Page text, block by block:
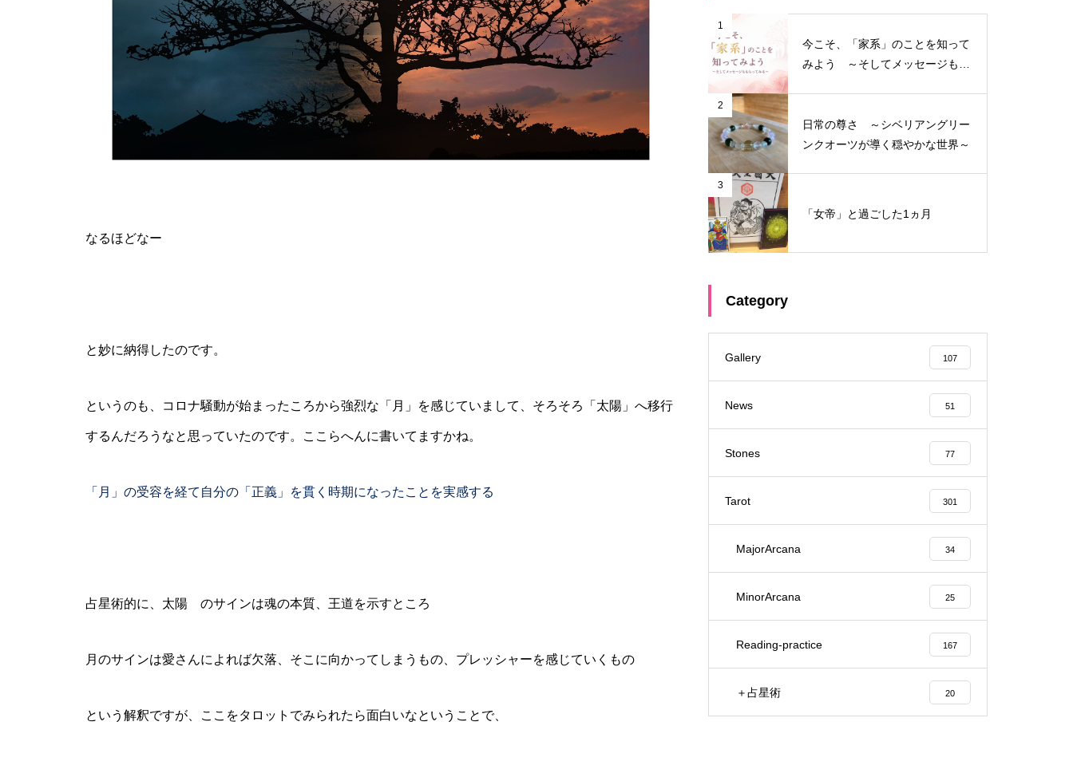
なるほどなー
と妙に納得したのです。
というのも、コロナ騒動が始まったころから強烈な「月」を感じていまして、そろそろ「太陽」へ移行
するんだろうなと思っていたのです。ここらへんに書いてますかね。
「月」の受容を経て自分の「正義」を貫く時期になったことを実感する
占星術的に、太陽 のサインは魂の本質、王道を示すところ
月のサインは愛さんによれば欠落、そこに向かってしまうもの、プレッシャーを感じていくもの
という解釈ですが、ここをタロットでみられたら面白いなということで、
1
今こそ、「家系」のことを知って
みよう ～そしてメッセージもも
2
日常の尊さ ～シベリアングリー
ンクオーツが導く穏やかな世界～
3
「女帝」と過ごした1ヵ月
Category
Gallery 107
News 51
Stones 77
Tarot 301
MajorArcana 34
MinorArcana 25
Reading-practice 167
＋占星術 20